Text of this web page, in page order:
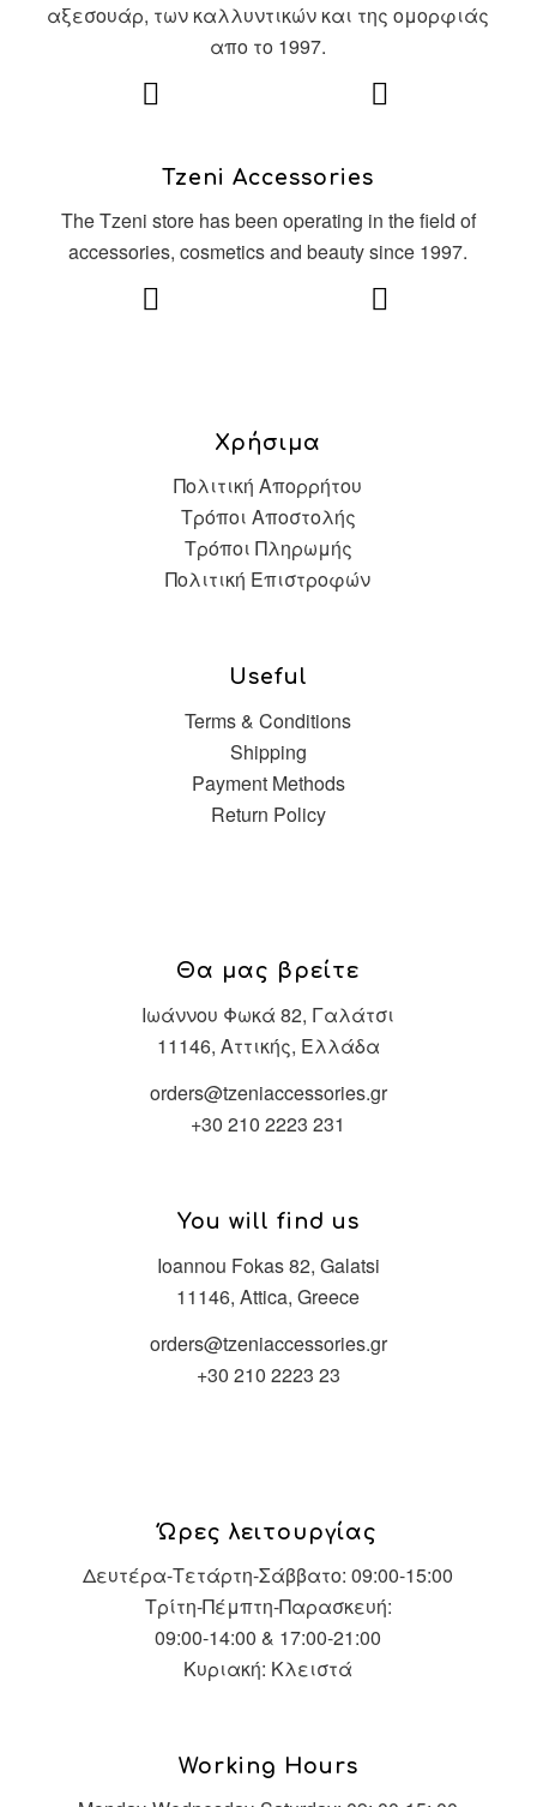
αξεσουάρ, των καλλυντικών και της ομορφιάς
απο το 1997.
Tzeni Accessories
The Tzeni store has been operating in the field of
accessories, cosmetics and beauty since 1997.
Χρήσιμα
Πολιτική Απορρήτου
Τρόποι Αποστολής
Τρόποι Πληρωμής
Πολιτική Επιστροφών
Useful
Terms & Conditions
Shipping
Payment Methods
Return Policy
Θα μας βρείτε
Ιωάννου Φωκά 82, Γαλάτσι
11146, Αττικής, Ελλάδα
orders@tzeniaccessories.gr
+30 210 2223 231
You will find us
Ioannou Fokas 82, Galatsi
11146, Attica, Greece
orders@tzeniaccessories.gr
+30 210 2223 23
Ώρες λειτουργίας
Δευτέρα-Τετάρτη-Σάββατο: 09:00-15:00
Τρίτη-Πέμπτη-Παρασκευή:
09:00-14:00 & 17:00-21:00
Κυριακή: Κλειστά
Working Hours